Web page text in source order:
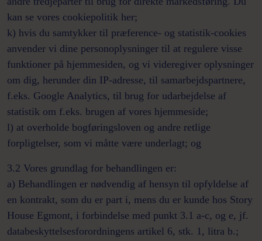
kan se vores cookiepolitik her;
k) hvis du samtykker til præference- og statistik-cookies
anvender vi dine personoplysninger til at regulere visse
funktioner på hjemmesiden, og vi videregiver oplysninger
om dig, herunder din IP-adresse, til samarbejdspartnere,
f.eks. Google Analytics, til brug for udarbejdelse af
statistik om f.eks. brugen af vores hjemmeside;
l) at overholde bogføringsloven og andre retlige
forpligtelser, som vi måtte være underlagt; og
3.2 Vores grundlag for behandlingen er:
a) Behandlingen er nødvendig af hensyn til opfyldelse af
en kontrakt, som du er part i, mens du er kunde hos Story
House Egmont, i forbindelse med punkt 3.1 a-c, og e, jf.
databeskyttelsesforordningens artikel 6, stk. 1, litra b.;